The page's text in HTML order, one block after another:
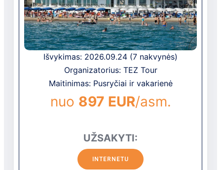
m2).
Viešbučio vieta
Ant jūros kranto, apie 2 km iki San
Vinčenco geležinkelio stoties ir San
Vinčenso miesto centro, apie 76 km iki
Groseto oro uosto, apie 100 metrų iki
paplūdimio.
Pramogos ir sportas
treniruoklių salė nemokamai
Wellness centras yra
tinklinis
Išvykimas: 2026.09.24 (7 nakvynės)
Organizatorius: TEZ Tour
Maitinimas: Pusryčiai ir vakarienė
nuo 897 EUR/asm.
UŽSAKYTI:
INTERNETU